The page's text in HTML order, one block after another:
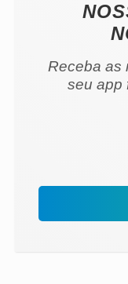
Receba as
seu app